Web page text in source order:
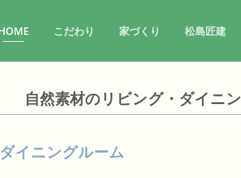
こだわり 家づくり 松島匠建
自然素材のリビング・ダイニ
イニングルーム